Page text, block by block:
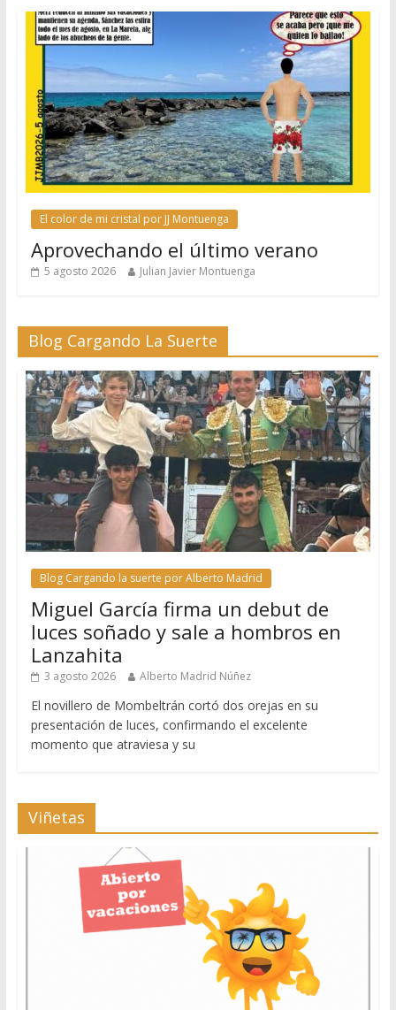
El color de mi cristal por JJ Montuenga
Aprovechando el último verano
5 agosto 2026 Julian Javier Montuenga
Blog Cargando La Suerte
Blog Cargando la suerte por Alberto Madrid
Miguel García firma un debut de
luces soñado y sale a hombros en
Lanzahita
3 agosto 2026 Alberto Madrid Núñez
El novillero de Mombeltrán cortó dos orejas en su
presentación de luces, confirmando el excelente
momento que atraviesa y su
Viñetas